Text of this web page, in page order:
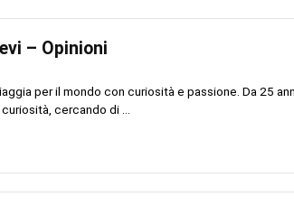
– Opinioni
per il mondo con curiosità e passione. Da 25
cercando di ...